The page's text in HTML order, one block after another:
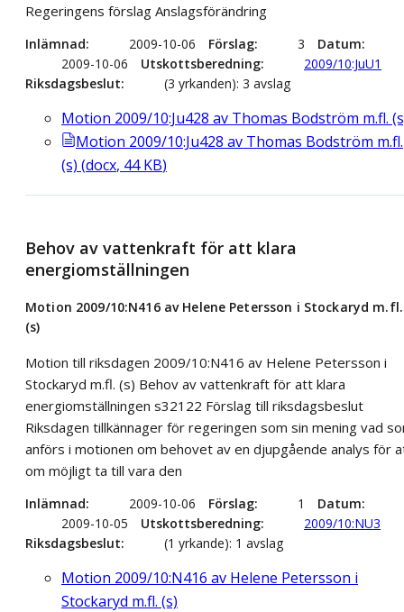
Regeringens förslag Anslagsförändring
Inlämnad 2009-10-06 Förslag 3
Datum
2009-10-06
Utskottsberedning
2009/10:JuU1
Riksdagsbeslut
(3 yrkanden): 3 avslag
Motion 2009/10:Ju428 av Thomas Bodström m.fl.
Motion 2009/10:Ju428 av Thomas Bodström m.fl.
(s) (docx, 44 KB)
Behov av vattenkraft för att klara
energiomställningen
Motion 2009/10:N416 av Helene Petersson i Stockaryd m.fl.
(s)
Motion till riksdagen 2009/10:N416 av Helene Petersson i
Stockaryd m.fl. (s) Behov av vattenkraft för att klara
energiomställningen s32122 Förslag till riksdagsbeslut
Riksdagen tillkännager för regeringen som sin mening vad
anförs i motionen om behovet av en djupgående analys för
om möjligt ta till vara den
Inlämnad 2009-10-06 Förslag 1
Datum
2009-10-05
Utskottsberedning
2009/10:NU3
Riksdagsbeslut
(1 yrkande): 1 avslag
Motion 2009/10:N416 av Helene Petersson i
Stockaryd m.fl. (s)